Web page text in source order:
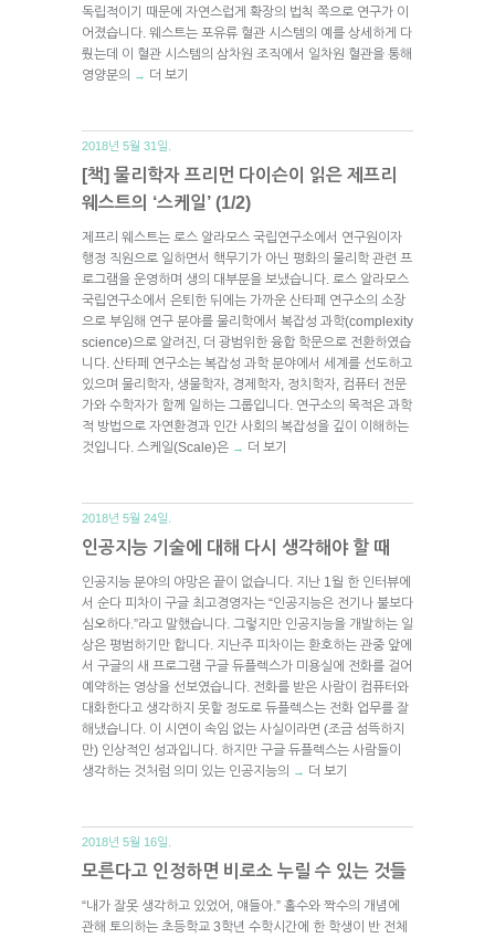
독립적이기 때문에 자연스럽게 확장의 법칙 쪽으로 연구가 이
어졌습니다. 웨스트는 포유류 혈관 시스템의 예를 상세하게 다
뤘는데 이 혈관 시스템의 삼차원 조직에서 일차원 혈관을 통해
영양분의
→ 더 보기
2018년 5월 31일.
[책] 물리학자 프리먼 다이슨이 읽은 제프리
웨스트의 ‘스케일’ (1/2)
제프리 웨스트는 로스 알라모스 국립연구소에서 연구원이자
행정 직원으로 일하면서 핵무기가 아닌 평화의 물리학 관련 프
로그램을 운영하며 생의 대부분을 보냈습니다. 로스 알라모스
국립연구소에서 은퇴한 뒤에는 가까운 산타페 연구소의 소장
으로 부임해 연구 분야를 물리학에서 복잡성 과학(complexity
science)으로 알려진, 더 광범위한 융합 학문으로 전환하였습
니다. 산타페 연구소는 복잡성 과학 분야에서 세계를 선도하고
있으며 물리학자, 생물학자, 경제학자, 정치학자, 컴퓨터 전문
가와 수학자가 함께 일하는 그룹입니다. 연구소의 목적은 과학
적 방법으로 자연환경과 인간 사회의 복잡성을 깊이 이해하는
것입니다. 스케일(Scale)은 → 더 보기
2018년 5월 24일.
인공지능 기술에 대해 다시 생각해야 할 때
인공지능 분야의 야망은 끝이 없습니다. 지난 1월 한 인터뷰에
서 순다 피차이 구글 최고경영자는 “인공지능은 전기나 불보다
심오하다.”라고 말했습니다. 그렇지만 인공지능을 개발하는 일
상은 평범하기만 합니다. 지난주 피차이는 환호하는 관중 앞에
서 구글의 새 프로그램 구글 듀플렉스가 미용실에 전화를 걸어
예약하는 영상을 선보였습니다. 전화를 받은 사람이 컴퓨터와
대화한다고 생각하지 못할 정도로 듀플렉스는 전화 업무를 잘
해냈습니다. 이 시연이 속임 없는 사실이라면 (조금 섬뜩하지
만) 인상적인 성과입니다. 하지만 구글 듀플렉스는 사람들이
생각하는 것처럼 의미 있는 인공지능의
→ 더 보기
2018년 5월 16일.
모른다고 인정하면 비로소 누릴 수 있는 것들
“내가 잘못 생각하고 있었어, 얘들아.” 홀수와 짝수의 개념에
관해 토의하는 초등학교 3학년 수학시간에 한 학생이 반 전체